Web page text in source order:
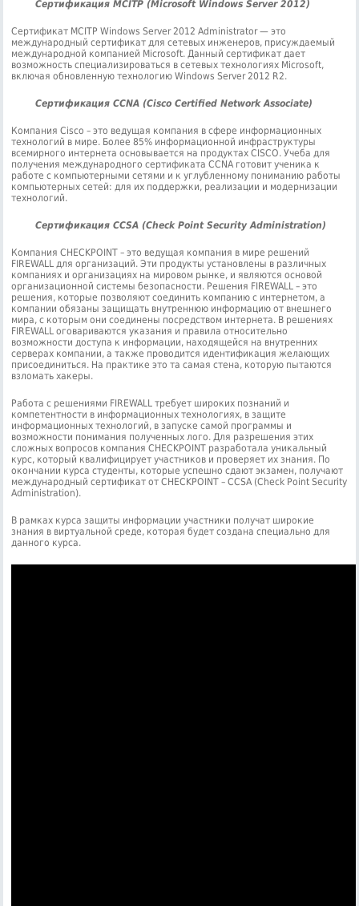
Сертификация MCITP (Microsoft Windows Server 2012)
Сертификат MCITP Windows Server 2012 Administrator — это
международный сертификат для сетевых инженеров, присуждаемый
международной компанией Microsoft. Данный сертификат дает
возможность специализироваться в сетевых технологиях Microsoft,
включая обновленную технологию Windows Server 2012 R2.
Сертификация CCNA (Cisco Certified Network Associate)
Компания Cisco – это ведущая компания в сфере информационных
технологий в мире. Более 85% информационной инфраструктуры
всемирного интернета основывается на продуктах CISCO. Учеба для
получения международного сертификата CCNA готовит ученика к
работе с компьютерными сетями и к углубленному пониманию работы
компьютерных сетей: для их поддержки, реализации и модернизации
технологий.
Сертификация CCSA (Check Point Security Administration)
Компания CHECKPOINT – это ведущая компания в мире решений
FIREWALL для организаций. Эти продукты установлены в различных
компаниях и организациях на мировом рынке, и являются основой
организационной системы безопасности. Решения FIREWALL – это
решения, которые позволяют соединить компанию с интернетом, а
компании обязаны защищать внутреннюю информацию от внешнего
мира, с которым они соединены посредством интернета. В решениях
FIREWALL оговариваются указания и правила относительно
возможности доступа к информации, находящейся на внутренних
серверах компании, а также проводится идентификация желающих
присоединиться. На практике это та самая стена, которую пытаются
взломать хакеры.
Работа с решениями FIREWALL требует широких познаний и
компетентности в информационных технологиях, в защите
информационных технологий, в запуске самой программы и
возможности понимания полученных лого. Для разрешения этих
сложных вопросов компания CHECKPOINT разработала уникальный
курс, который квалифицирует участников и проверяет их знания. По
окончании курса студенты, которые успешно сдают экзамен, получают
международный сертификат от CHECKPOINT – CCSA (Check Point Security
Administration).
В рамках курса защиты информации участники получат широкие
знания в виртуальной среде, которая будет создана специально для
данного курса.